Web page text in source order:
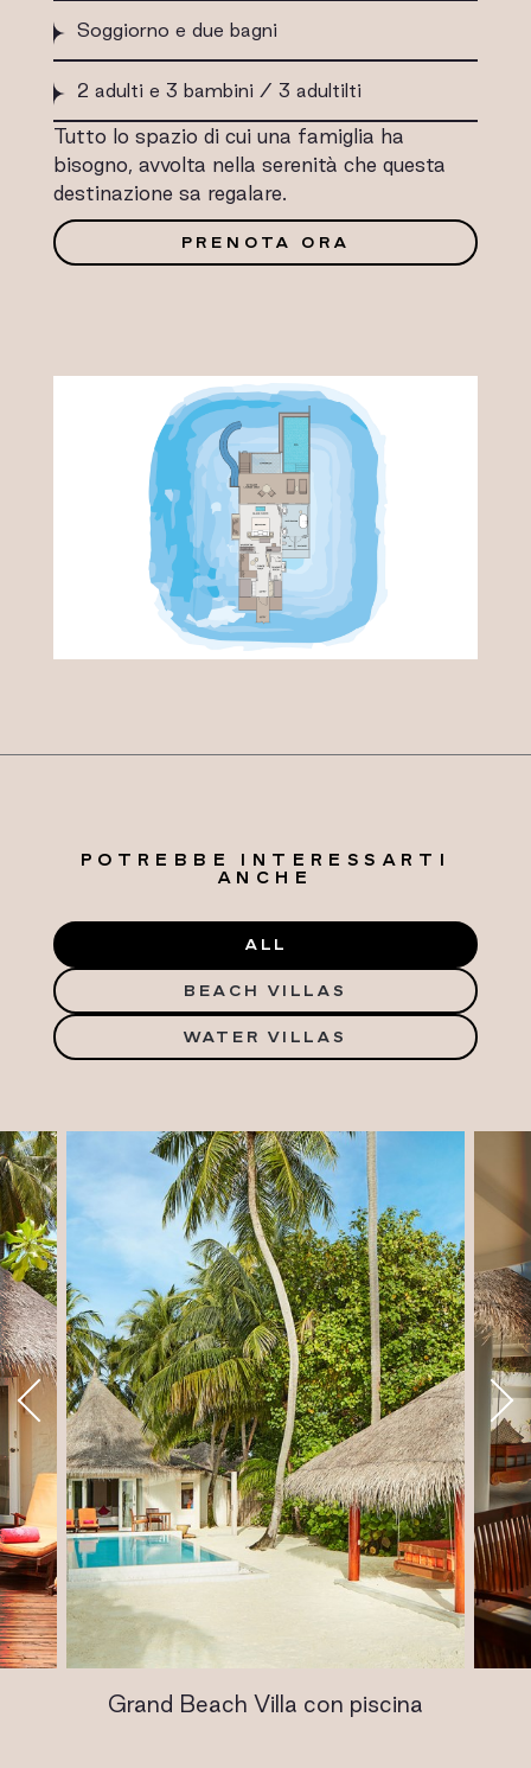
Soggiorno e due bagni
2 adulti e 3 bambini / 3 adultilti
Tutto lo spazio di cui una famiglia ha
bisogno, avvolta nella serenità che questa
destinazione sa regalare.
PRENOTA ORA
POTREBBE INTERESSARTI
ANCHE
ALL
BEACH VILLAS
WATER VILLAS
Grand Beach Villa con piscina